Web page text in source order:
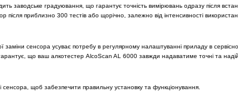
заводське градуювання, що гарантує точність вимірювань одразу після
приблизно 300 тестів або щорічно, залежно від інтенсивності
заміни сенсора усуває потребу в регулярному налаштуванні приладу в
що ваш алкотестер AlcoScan AL 6000 завжди надаватиме точні та
сенсора, щоб забезпечити правильну установку та функціонування.